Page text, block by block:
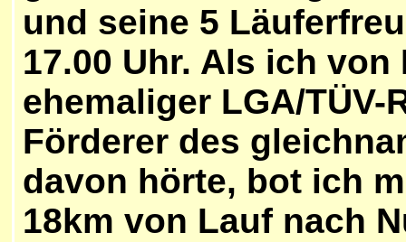
und seine 5
17.00 Uhr. Als ich
ehemaliger LGA/
Förderer des
davon hörte, bot ich
18km von Lauf nach